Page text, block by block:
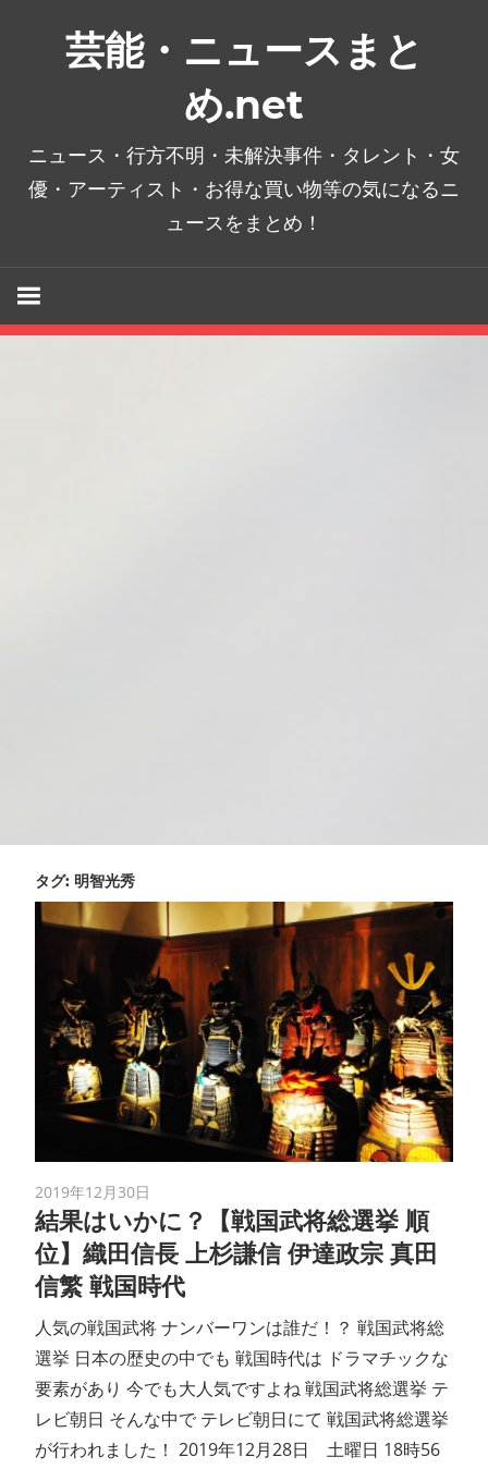
芸能・ニュースまと
め.net
ニュース・行方不明・未解決事件・タレント・女
優・アーティスト・お得な買い物等の気になるニ
ュースをまとめ！
タグ: 明智光秀
2019年12月30日
結果はいかに？【戦国武将総選挙 順
位】織田信長 上杉謙信 伊達政宗 真田
信繁 戦国時代
人気の戦国武将 ナンバーワンは誰だ！？ 戦国武将総
選挙 日本の歴史の中でも 戦国時代は ドラマチックな
要素があり 今でも大人気ですよね 戦国武将総選挙 テ
レビ朝日 そんな中で テレビ朝日にて 戦国武将総選挙
が行われました！ 2019年12月28日 土曜日 18時56